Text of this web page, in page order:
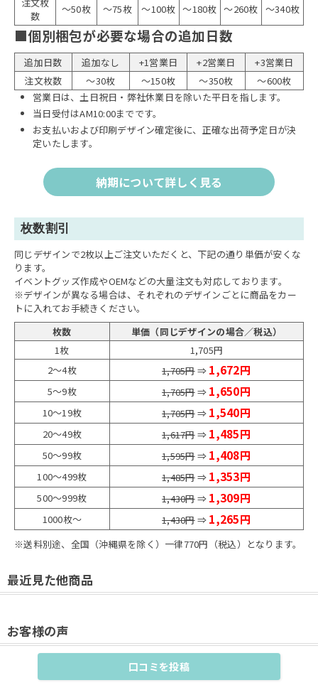
数
～50枚 ～75枚 ～100枚 ～180枚 ～260枚 ～340枚
■個別梱包が必要な場合の追加日数
追加日数 追加なし +1営業日 +2営業日
+3営業日
注文枚数
～30枚 ～150枚 ～350枚
～600枚
営業日は、土日祝日・弊社休業日を除いた平日を指します。
当日受付はAM10:00までです。
お支払いおよび印刷デザイン確定後に、正確な出荷予定日が決
定いたします。
納期について詳しく見る
枚数割引
同じデザインで2枚以上ご注文いただくと、下記の通り単価が安くな
ります。
イベントグッズ作成やOEMなどの大量注文も対応しております。
※デザインが異なる場合は、それぞれのデザインごとに商品をカー
トに入れてお手続きください。
枚数
単価（同じデザインの場合／税込）
1枚
1,705円
2～4枚
1,705円⇒ 1,672円
5～9枚 1,705円⇒ 1,650円
10～19枚 1,705円⇒ 1,540円
20～49枚 1,617円⇒ 1,485円
50～99枚 1,595円⇒ 1,408円
100～499枚 1,485円⇒ 1,353円
500～999枚 1,430円⇒ 1,309円
1000枚～ 1,430円⇒ 1,265円
※送料別途、全国（沖縄県を除く）一律770円（税込）となります。
最近見た他商品
お客様の声